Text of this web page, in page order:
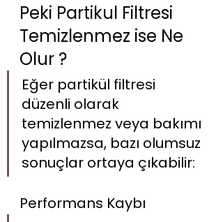
Peki Partikul Filtresi
Temizlenmez ise Ne
Olur ?
Eğer partikül filtresi
düzenli olarak
temizlenmez veya bakımı
yapılmazsa, bazı olumsuz
sonuçlar ortaya çıkabilir:
Performans Kaybı